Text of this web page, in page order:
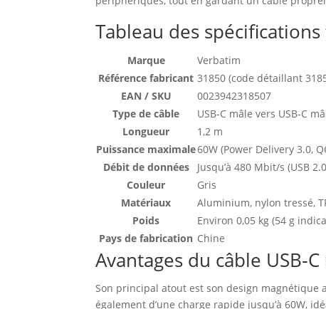
Tableau des
Marque
Verbatim
Référence fabricant 31850 (code détaillant
EAN / SKU
0023942318507
Type de câble
USB‑C mâle vers USB‑C
Longueur
1,2 m
Puissance maximale60W (Power Delivery 3.0,
Débit de données
Jusqu’à 480 Mbit/s (USB
Couleur
Gris
Matériaux
Aluminium, nylon tressé,
Poids
Environ 0,05 kg (54 g
Pays de fabrication Chine
Avantages du câble
Son principal atout est son design magnétique
également d’une charge rapide jusqu’à 60W,